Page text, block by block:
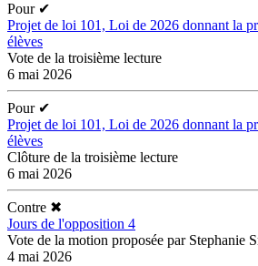
Pour ✔
Projet de loi 101, Loi de 2026 donnant la
élèves
Vote de la troisième lecture
6 mai 2026
Pour ✔
Projet de loi 101, Loi de 2026 donnant la
élèves
Clôture de la troisième lecture
6 mai 2026
Contre ✖
Jours de l'opposition 4
Vote de la motion proposée par Stephanie
4 mai 2026